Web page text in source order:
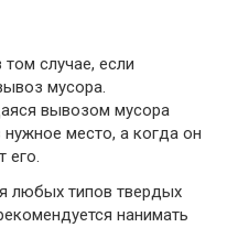
случае, если
мусора.
вывозом мусора
нужное место, а когда он
его.
любых типов твердых
нанимать